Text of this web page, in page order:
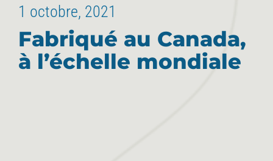
1 octobre, 2021
Fabriqué au Canada,
à l’échelle mondiale